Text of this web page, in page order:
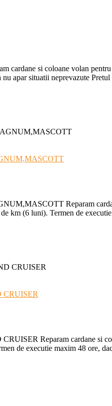
cardane si coloane volan
apar situatii neprevazute
Reparam
km (6 luni). Termen de
CRUISER
Reparam cardane si
de executie maxim 48 ore,